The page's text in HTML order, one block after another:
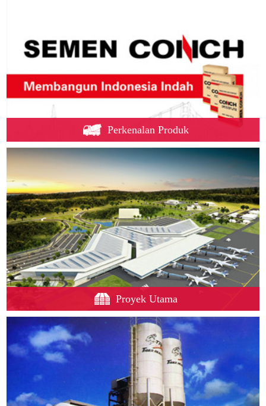
Perkenalan Produk
Proyek Utama